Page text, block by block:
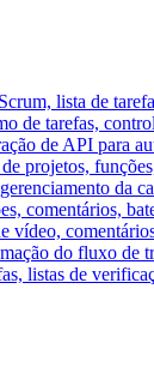
lista de
de tarefas,
de API para
projetos,
da
comentários,
vídeo,
do fluxo de
listas de